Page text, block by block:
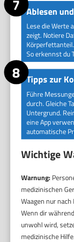
Ablesen
Lese die Werte
zeigt. Notiere
So erkennst du
Tipps zur
Führe
durch. Gleiche
Untergrund.
eine App
automatische
Wichtige
Warnung:
medizinischen
Waagen nur
Wenn dir
unwohl wird,
medizinische Hilfe.